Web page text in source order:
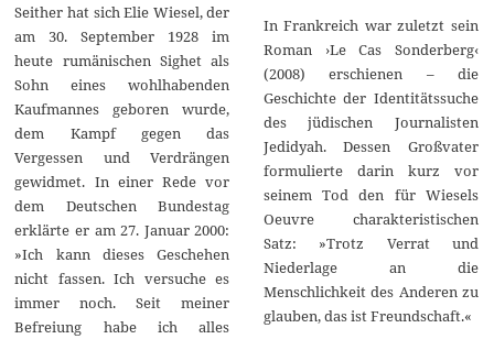
Seither hat sich Elie Wiesel, der
am 30. September 1928 im
heute rumänischen Sighet als
Sohn eines wohlhabenden
Kaufmannes geboren wurde,
dem Kampf gegen das
Vergessen und Verdrängen
gewidmet. In einer Rede vor
dem Deutschen Bundestag
erklärte er am 27. Januar 2000:
»Ich kann dieses Geschehen
nicht fassen. Ich versuche es
immer noch. Seit meiner
Befreiung habe ich alles
In Frankreich war zuletzt sein
Roman ›Le Cas Sonderberg‹
(2008) erschienen – die
Geschichte der Identitätssuche
des jüdischen Journalisten
Jedidyah. Dessen Großvater
formulierte darin kurz vor
seinem Tod den für Wiesels
Oeuvre charakteristischen
Satz: »Trotz Verrat und
Niederlage an die
Menschlichkeit des Anderen zu
glauben, das ist Freundschaft.«